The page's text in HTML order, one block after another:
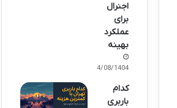
اجنرال
برای
عملکرد
بهینه
14/08/1404
کدام
باربری